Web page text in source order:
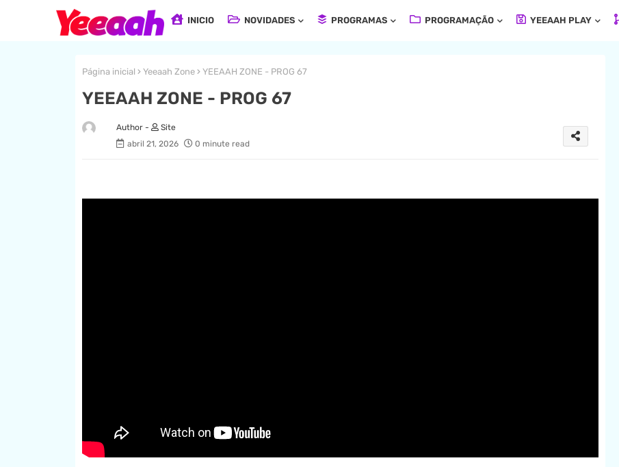
INICIO NOVIDADES PROGRAMAS PROGRAMAÇÃO YEEAAH PLAY
Página inicial Yeeaah Zone YEEAAH ZONE - PROG 67
YEEAAH ZONE - PROG 67
Site
abril 21, 2026
0 minute read